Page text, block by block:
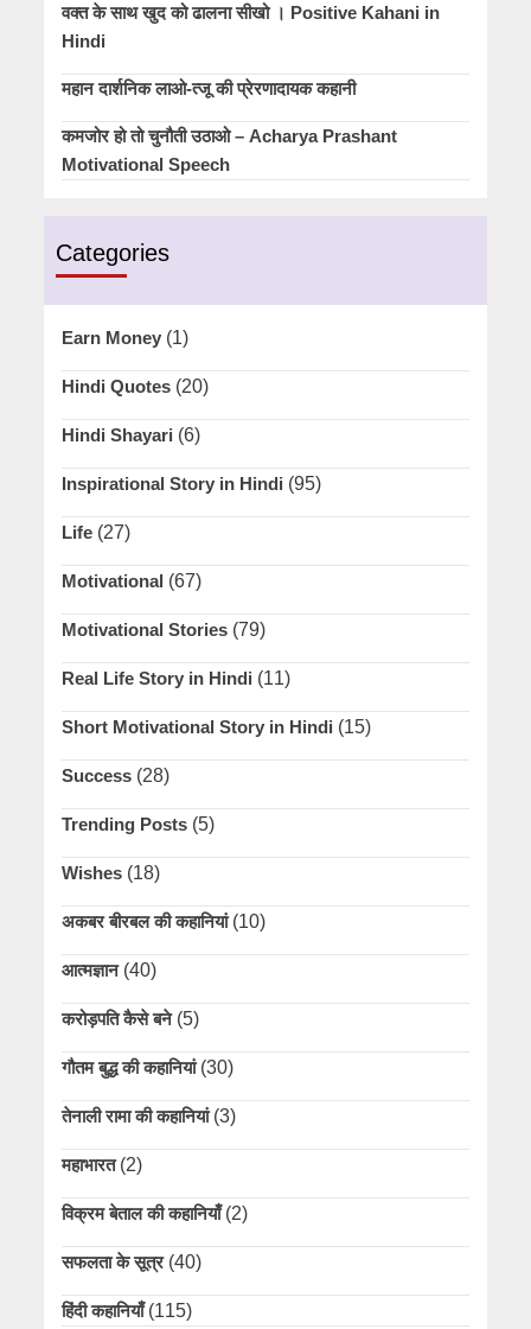
वक्त के साथ खुद को ढालना सीखो । Positive Kahani in
Hindi
महान दार्शनिक लाओ-त्जू की प्रेरणादायक कहानी
कमजोर हो तो चुनौती उठाओ – Acharya Prashant
Motivational Speech
Categories
Earn Money (1)
Hindi Quotes (20)
Hindi Shayari (6)
Inspirational Story in Hindi (95)
Life (27)
Motivational (67)
Motivational Stories (79)
Real Life Story in Hindi (11)
Short Motivational Story in Hindi (15)
Success (28)
Trending Posts (5)
Wishes (18)
अकबर बीरबल की कहानियां(10)
आत्मज्ञान(40)
करोड़पति कैसे बने(5)
गौतम बुद्ध की कहानियां(30)
तेनाली रामा की कहानियां(3)
महाभारत(2)
विक्रम बेताल की कहानियाँ(2)
सफलता के सूत्र(40)
हिंदी कहानियाँ(115)